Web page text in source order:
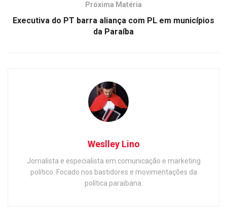
Próxima Matéria
Executiva do PT barra aliança com PL em municípios
da Paraíba
Weslley Lino
Jornalista e especialista em comunicação e marketing
político. Focado nos bastidores e movimentações da
política paraibana.